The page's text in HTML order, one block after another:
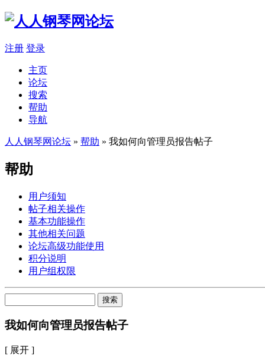
注册 登录
主页
论坛
搜索
帮助
导航
人人钢琴网论坛 » 帮助 » 我如何向管理员报告帖子
帮助
用户须知
帖子相关操作
基本功能操作
其他相关问题
论坛高级功能使用
积分说明
用户组权限
搜索
我如何向管理员报告帖子
[ 展开 ]